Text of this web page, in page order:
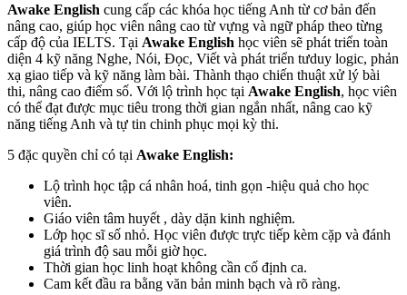
Awake English cung cấp các khóa học tiếng Anh từ cơ bản đến
nâng cao, giúp học viên nâng cao từ vựng và ngữ pháp theo từng
cấp độ của IELTS. Tại Awake English học viên sẽ phát triển toàn
diện 4 kỹ năng Nghe, Nói, Đọc, Viết và phát triển tưduy logic, phản
xạ giao tiếp và kỹ năng làm bài. Thành thạo chiến thuật xử lý bài
thi, nâng cao điểm số. Với lộ trình học tại Awake English, học viên
có thể đạt được mục tiêu trong thời gian ngắn nhất, nâng cao kỹ
năng tiếng Anh và tự tin chinh phục mọi kỳ thi.
5 đặc quyền chỉ có tại Awake English:
Lộ trình học tập cá nhân hoá, tinh gọn -hiệu quả cho học
viên.
Giáo viên tâm huyết , dày dặn kinh nghiệm.
Lớp học sĩ số nhỏ. Học viên được trực tiếp kèm cặp và đánh
giá trình độ sau mỗi giờ học.
Thời gian học linh hoạt không cần cố định ca.
Cam kết đầu ra bằng văn bản minh bạch và rõ ràng.